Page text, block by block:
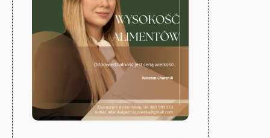
Gorzów
Wlkp.